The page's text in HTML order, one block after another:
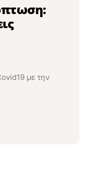
με την